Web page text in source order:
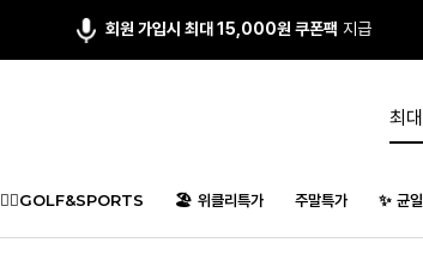
회원 가입시 최대 15,000원 쿠폰팩 지급
🏌️‍♂️GOLF&SPORTS 🏖️ 위클리특가 주말특가 ✨ 균